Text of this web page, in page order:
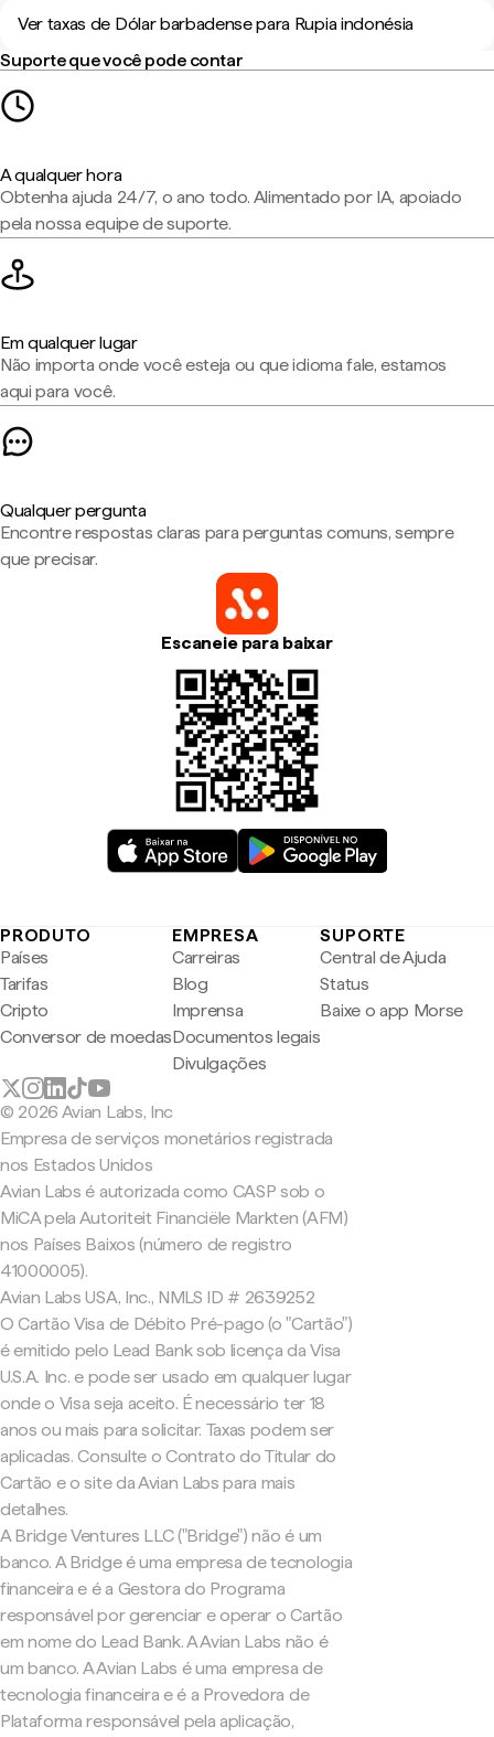
Ver taxas de Dólar barbadense para Rupia indonésia
Suporte que você pode contar
A qualquer hora
Obtenha ajuda 24/7, o ano todo. Alimentado por IA, apoiado
pela nossa equipe de suporte.
Em qualquer lugar
Não importa onde você esteja ou que idioma fale, estamos
aqui para você.
Qualquer pergunta
Encontre respostas claras para perguntas comuns, sempre
que precisar.
Escaneie para baixar
PRODUTO
Países
Tarifas
Cripto
Conversor de moedas
EMPRESA
Carreiras
Blog
Imprensa
Documentos legais
Divulgações
SUPORTE
Central de Ajuda
Status
Baixe o app Morse
© 2026 Avian Labs, Inc
Empresa de serviços monetários registrada
nos Estados Unidos
Avian Labs é autorizada como CASP sob o
MiCA pela Autoriteit Financiële Markten (AFM)
nos Países Baixos (número de registro
41000005).
Avian Labs USA, Inc., NMLS ID # 2639252
O Cartão Visa de Débito Pré-pago (o "Cartão")
é emitido pelo Lead Bank sob licença da Visa
U.S.A. Inc. e pode ser usado em qualquer lugar
onde o Visa seja aceito. É necessário ter 18
anos ou mais para solicitar. Taxas podem ser
aplicadas. Consulte o Contrato do Titular do
Cartão e o site da Avian Labs para mais
detalhes.
A Bridge Ventures LLC ("Bridge") não é um
banco. A Bridge é uma empresa de tecnologia
financeira e é a Gestora do Programa
responsável por gerenciar e operar o Cartão
em nome do Lead Bank. A Avian Labs não é
um banco. A Avian Labs é uma empresa de
tecnologia financeira e é a Provedora de
Plataforma responsável pela aplicação,